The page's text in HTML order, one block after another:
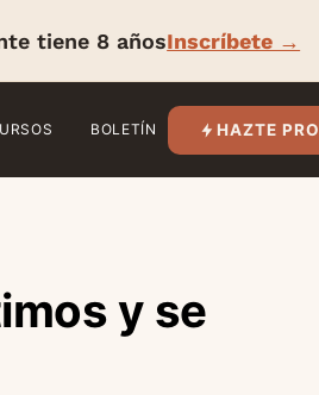
tiene 8 añosInscríbete →
BOLETÍN HAZTE PRO
y se